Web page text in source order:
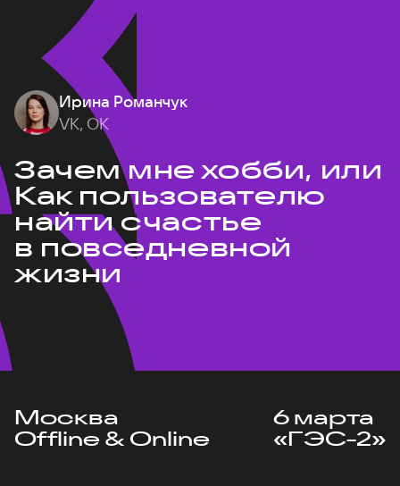
Ирина Романчук
VK, ОК
Зачем мне хобби, или
Как пользователю
найти счастье
в повседневной
жизни
Москва
Offline & Online
6 марта
«ГЭС-2»